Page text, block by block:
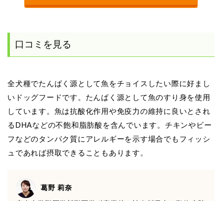
口コミを見る
全犬種でたんぱく源として魚をチョイスしたい際に好まし
いドッグフードです。たんぱく源として魚のすり身を使用
しています。魚は抗酸化作用や免疫力の維持に良いとされ
るDHAなどの不飽和脂肪酸を含んでいます。チキンやビー
フなどのタンパク質にアレルギーを示す場合でもフィッシ
ュであれば摂取できることもあります。
葛野 莉奈